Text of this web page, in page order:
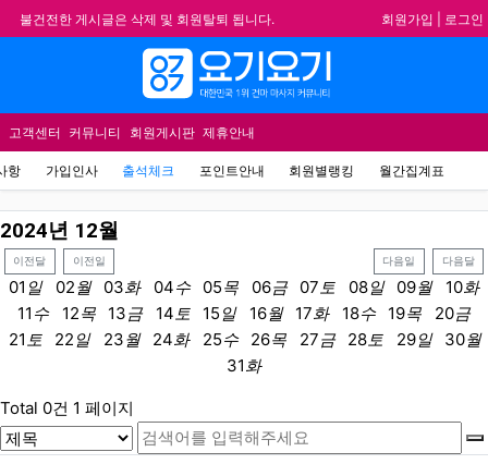
불건전한 게시글은 삭제 및 회원탈퇴 됩니다.
합법적이고 건전한 업체와 광고를 제휴합니다.
★요기요기 설 연휴 휴무 안내★
★ 요기요기 업체회원 안내사항 ★
회원가입 로그인
고객센터 커뮤니티 회원게시판 제휴안내
항 가입인사 출석체크 포인트안내 회원별랭킹 월간집계표
2024년 12월
이전달 이전일 다음일 다음달
01 일 02월 03화 04수 05목 06금 07토 08일 09월 10화
11 수 12목 13금 14토 15 일 16월 17화 18수 19목 20금
21토 22 일 23월 24화 25수 26목 27금 28토 29일 30월
31화
Total 0건 1 페이지